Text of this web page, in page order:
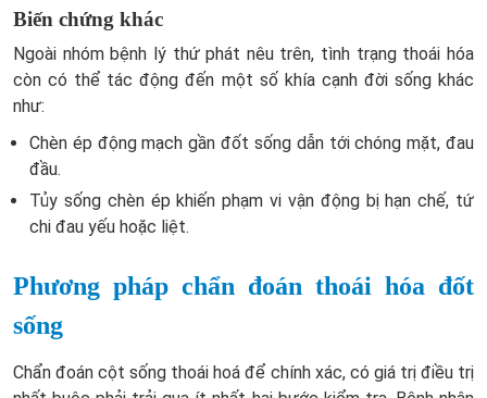
Biến chứng khác
Ngoài nhóm bệnh lý thứ phát nêu trên, tình trạng thoái hóa
còn có thể tác động đến một số khía cạnh đời sống khác
như:
Chèn ép động mạch gần đốt sống dẫn tới chóng mặt, đau
đầu.
Tủy sống chèn ép khiến phạm vi vận động bị hạn chế, tứ
chi đau yếu hoặc liệt.
Phương pháp chẩn đoán thoái hóa đốt
sống
Chẩn đoán cột sống thoái hoá để chính xác, có giá trị điều trị